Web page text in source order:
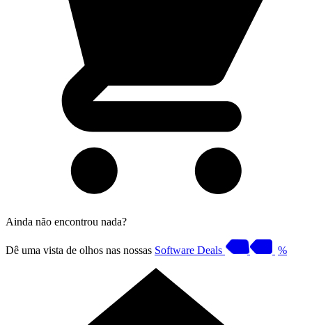
Ainda não encontrou nada?
Dê uma vista de olhos nas nossas Software Deals %